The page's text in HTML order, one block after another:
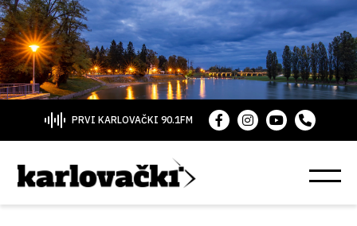
PRVI KARLOVAČKI 90.1FM